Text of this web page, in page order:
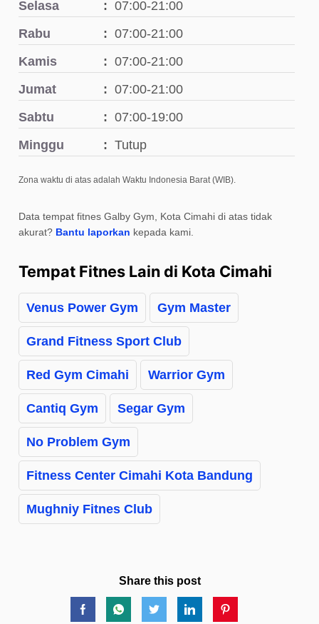
Selasa
07:00-21:00
Rabu
07:00-21:00
Kamis
07:00-21:00
Jumat
07:00-21:00
Sabtu
07:00-19:00
Minggu
Tutup
Zona waktu di atas adalah Waktu Indonesia Barat (WIB).
Data tempat fitnes Galby Gym, Kota Cimahi di atas tidak
akurat? Bantu laporkan kepada kami.
Tempat Fitnes Lain di Kota Cimahi
Venus Power Gym Gym Master
Grand Fitness Sport Club
Red Gym Cimahi Warrior Gym
Cantiq Gym Segar Gym
No Problem Gym
Fitness Center Cimahi Kota Bandung
Mughniy Fitnes Club
Share this post